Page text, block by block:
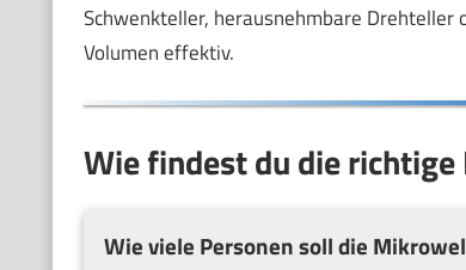
Schwenkteller, herausnehmbare
Volumen effektiv.
Wie findest du die
Wie viele Personen soll die